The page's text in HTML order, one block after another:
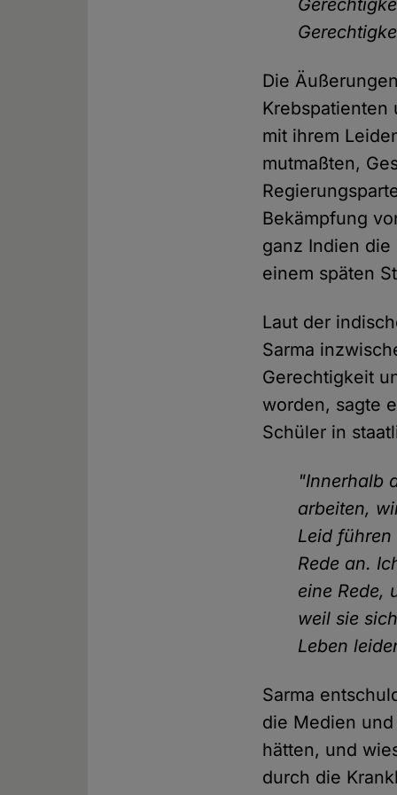
Die
mit ihrem
mutmaßten,
Bekämpfung
ganz Indien
einem späten
Laut der
Sarma
Gerechtigkeit
worden, sagte
Schüler in
"Innerhalb
arbeiten,
Leid
Rede an.
eine Rede,
weil sie
Leben
Sarma
die Medien
hätten, und
durch die